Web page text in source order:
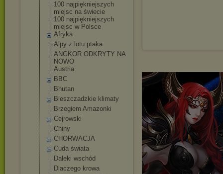
100 najpiękniejszych
miejsc na świecie
100 najpiękniejszych
miejsc w Polsce
Afryka
Alpy z lotu ptaka
ANGKOR ODKRYTY NA
NOWO
Austria
BBC
Bhutan
Bieszczadzkie klimaty
Brzegiem Amazonki
Cejrowski
Chiny
CHORWACJA
Cuda świata
Daleki wschód
Dlaczego krowa